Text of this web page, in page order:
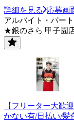
詳細を見る
応募画
アルバイト・パート
★銀のさら 甲子園
【フリーター大歓
かない有/日払い/髪